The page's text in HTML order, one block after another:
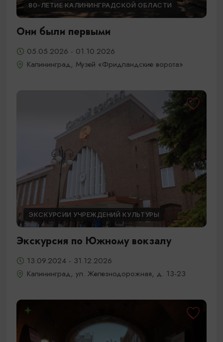
80-ЛЕТИЕ КАЛИНИНГРАДСКОЙ ОБЛАСТИ
Они были первыми
05.05.2026 - 01.10.2026
Калининград, Музей «Фридландские ворота»
ЭКСКУРСИИ УЧРЕЖДЕНИЙ КУЛЬТУРЫ
Экскурсия по Южному вокзалу
13.09.2024 - 31.12.2026
Калининград, ул. Железнодорожная, д. 13-23